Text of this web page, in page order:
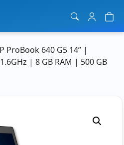
ProBook 640 G5 14” |
| 8 GB RAM | 500 GB